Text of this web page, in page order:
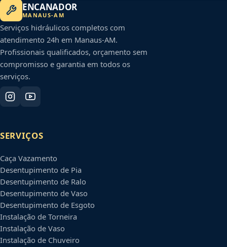
ENCANADOR
MANAUS-AM
Serviços hidráulicos completos com
atendimento 24h em Manaus-AM.
Profissionais qualificados, orçamento sem
compromisso e garantia em todos os
serviços.
SERVIÇOS
Caça Vazamento
Desentupimento de Pia
Desentupimento de Ralo
Desentupimento de Vaso
Desentupimento de Esgoto
Instalação de Torneira
Instalação de Vaso
Instalação de Chuveiro